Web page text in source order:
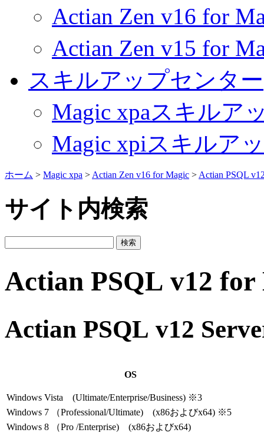
Actian Zen v16 for
Actian Zen v15 for
スキルアップセンター
Magic xpaスキルア
Magic xpiスキルア
ホーム > Magic xpa > Actian Zen v16 for Magic > Actian PSQL
サイト内検索
Actian PSQL v12
Actian PSQL v12
OS
Windows Vista (Ultimate/Enterprise/Business) ※3
Windows 7 （Professional/Ultimate) (x86およびx64) ※5
Windows 8 （Pro /Enterprise) (x86およびx64)